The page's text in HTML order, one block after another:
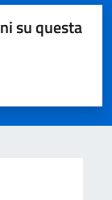
su questa